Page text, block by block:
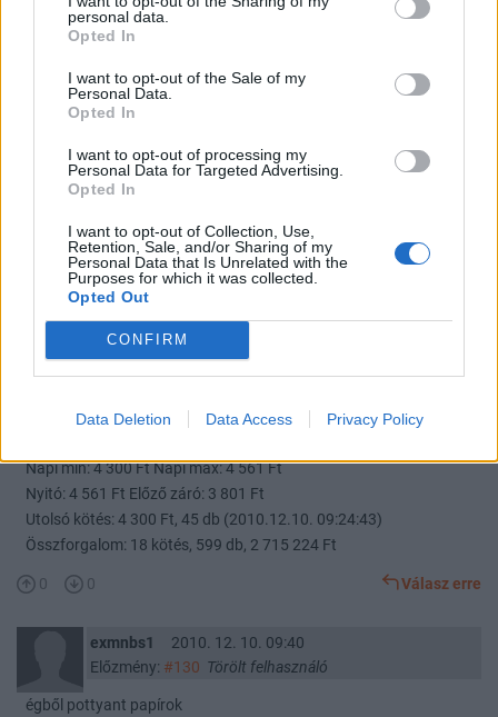
personal data.
Opted In
I want to opt-out of the Sale of my
Personal Data.
Opted In
I want to opt-out of processing my
Personal Data for Targeted Advertising.
Opted In
I want to opt-out of Collection, Use,
Retention, Sale, and/or Sharing of my
Personal Data that Is Unrelated with the
Purposes for which it was collected.
Opted Out
CONFIRM
Data Deletion Data Access Privacy Policy
exmnbs1
Előzmény:
Cég Aj. Vétel
2010.12.10. 09:25:07
1 1 10 db 4 150 Ft
1 1 12 db 4 000 Ft
2 2 28 db 3 860 Ft
Eladás Cég Aj.
2010.12.10. 09:33:26
4 750 Ft 100 db 1 1
6 770 Ft 20 db 1 1
1 000 000 Ft 15 db 1 1
Napi min: 4 300 Ft Napi max: 4 561 Ft
Nyitó: 4 561 Ft Előző záró: 3 801 Ft
Utolsó kötés: 4 300 Ft, 45 db (2010.12.10. 09:24:43)
Összforgalom: 18 kötés, 599 db, 2 715 224 Ft
0 0 Válasz erre
exmnbs1
2010. 12. 10. 09:40
Előzmény: #130 Törölt felhasználó
égből pottyant papírok